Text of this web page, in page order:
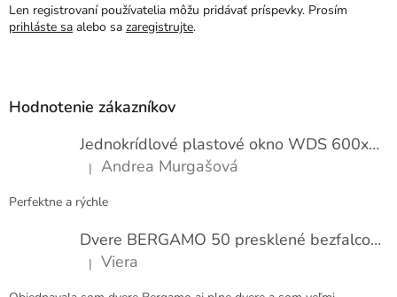
Len registrovaní používatelia môžu pridávať príspevky. Prosím
prihláste sa alebo sa zaregistrujte.
Hodnotenie zákazníkov
Jednokrídlové plastové okno WDS 600x1000
Hodnotenie produktu je 5 z 5 hviezdičiek.
| Andrea Murgašová
Perfektne a rýchle
Dvere BERGAMO 50 presklené bezfalcové EXTRA
Hodnotenie produktu je 5 z 5 hviezdičiek.
| Viera